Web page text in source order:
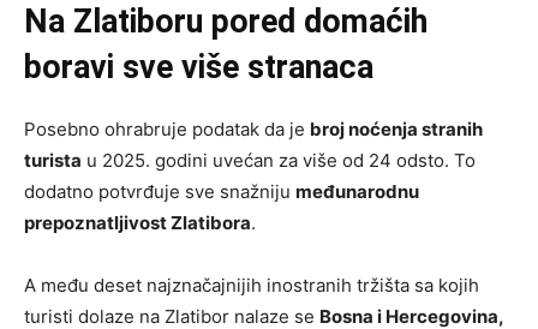
Na Zlatiboru pored domaćih
boravi sve više stranaca
Posebno ohrabruje podatak da je broj noćenja stranih
turista u 2025. godini uvećan za više od 24 odsto. To
dodatno potvrđuje sve snažniju međunarodnu
prepoznatljivost Zlatibora.
A među deset najznačajnijih inostranih tržišta sa kojih
turisti dolaze na Zlatibor nalaze se Bosna i Hercegovina,